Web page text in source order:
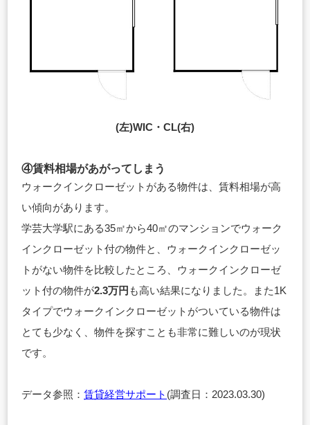
(左)WIC・CL(右)
④賃料相場があがってしまう
ウォークインクローゼットがある物件は、賃料相場が高
い傾向があります。
学芸大学駅にある35㎡から40㎡のマンションでウォーク
インクローゼット付の物件と、ウォークインクローゼッ
トがない物件を比較したところ、ウォークインクローゼ
ット付の物件が2.3万円 も高い結果になりました。また1K
タイプでウォークインクローゼットがついている物件は
とても少なく、物件を探すことも非常に難しいのが現状
です。
データ参照：賃貸経営サポート (調査日：2023.03.30)